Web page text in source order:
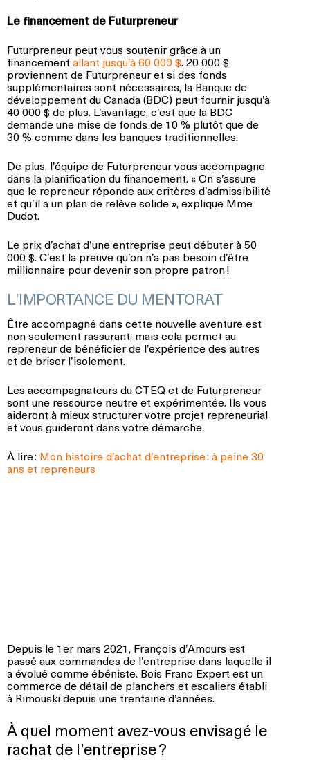
Le financement de Futurpreneur
Futurpreneur peut vous soutenir grâce à un
financement allant jusqu’à 60 000 $. 20 000 $
proviennent de Futurpreneur et si des fonds
supplémentaires sont nécessaires, la Banque de
développement du Canada (BDC) peut fournir jusqu’à
40 000 $ de plus. L’avantage, c’est que la BDC
demande une mise de fonds de 10 % plutôt que de
30 % comme dans les banques traditionnelles.
De plus, l’équipe de Futurpreneur vous accompagne
dans la planification du financement. « On s’assure
que le repreneur réponde aux critères d’admissibilité
et qu’il a un plan de relève solide », explique Mme
Dudot.
Le prix d’achat d’une entreprise peut débuter à 50
000 $. C’est la preuve qu’on n’a pas besoin d’être
millionnaire pour devenir son propre patron !
L’IMPORTANCE DU MENTORAT
Être accompagné dans cette nouvelle aventure est
non seulement rassurant, mais cela permet au
repreneur de bénéficier de l’expérience des autres
et de briser l’isolement.
Les accompagnateurs du CTEQ et de Futurpreneur
sont une ressource neutre et expérimentée. Ils vous
aideront à mieux structurer votre projet repreneurial
et vous guideront dans votre démarche.
À lire : Mon histoire d’achat d’entreprise : à peine 30
ans et repreneurs
Depuis le 1er mars 2021, François d’Amours est
passé aux commandes de l’entreprise dans laquelle il
a évolué comme ébéniste. Bois Franc Expert est un
commerce de détail de planchers et escaliers établi
à Rimouski depuis une trentaine d’années.
À quel moment avez-vous envisagé le
rachat de l’entreprise ?